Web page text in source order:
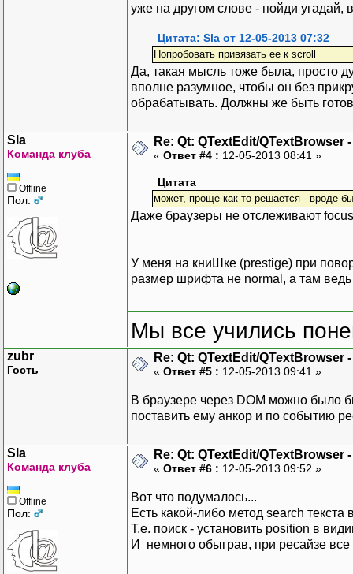
уже на другом слове - пойди угадай,
Цитата: Sla от 12-05-2013 07:32
Попробовать привязать ее к scroll
Да, такая мысль тоже была, просто
вполне разумное, чтобы он без
обрабатывать. Должны же быть
Sla
Команда клуба
Offline
Пол:
Re: Qt: QTextEdit/QTextBrowser
« Ответ #4 : 12-05-2013 08:41 »
Цитата
может, проще как-то решается - вроде
Даже браузеры не отслеживают
У меня на книШке (prestige) при
размер шрифта не normal, а там
Мы все учились
zubr
Гость
Re: Qt: QTextEdit/QTextBrowser
« Ответ #5 : 12-05-2013 09:41 »
В браузере через DOM можно было
поставить ему анкор и по событию
Sla
Команда клуба
Offline
Пол:
Re: Qt: QTextEdit/QTextBrowser
« Ответ #6 : 12-05-2013 09:52 »
Вот что подумалось...
Есть какой-либо метод search текста
Т.е. поиск - установить position в
И немного обыграв, при ресайзе